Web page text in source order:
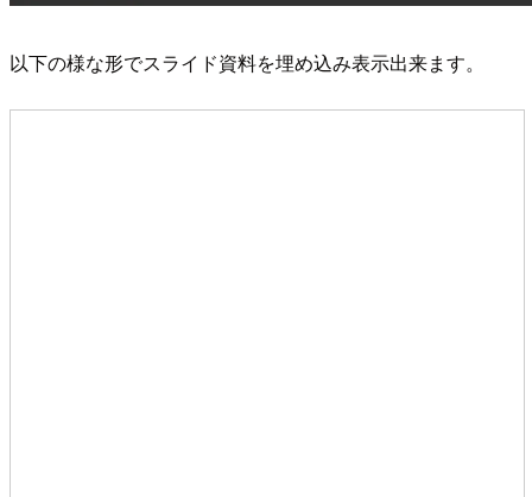
以下の様な形でスライド資料を埋め込み表示出来ます。